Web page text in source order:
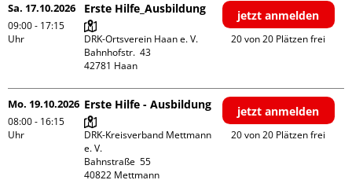
Sa. 17.10.2026
09:00 - 17:15
Uhr
Erste Hilfe_Ausbildung
DRK-Ortsverein Haan e. V.
Bahnhofstr.  43
jetzt anmelden
20 von 20 Plätzen frei
Mo. 19.10.2026
08:00 - 16:15
Uhr
Erste Hilfe - Ausbildung
DRK-Kreisverband Mettmann
e. V.
Bahnstraße  55
jetzt anmelden
20 von 20 Plätzen frei